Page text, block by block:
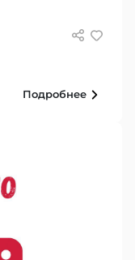
Подробнее